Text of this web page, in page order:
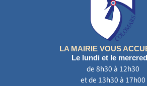
LA MAIRIE VOUS
Le lundi et le
de 8h30 à 12h30
et de 13h30 à 17h00